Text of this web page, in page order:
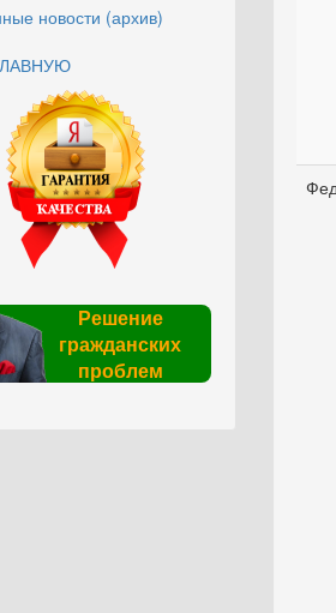
новости (архив)
Решение
гражданских
проблем